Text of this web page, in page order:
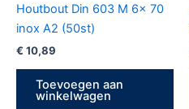
Houtbout Din 603 M 6x 70
inox A2 (50st)
€ 10,89
Toevoegen aan
winkelwagen